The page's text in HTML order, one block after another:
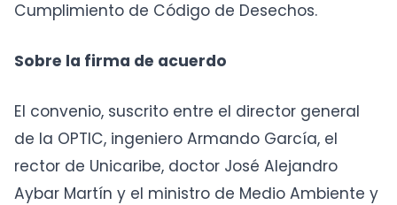
Cumplimiento de Código de Desechos.
Sobre la firma de acuerdo
El convenio, suscrito entre el director general
de la OPTIC, ingeniero Armando García, el
rector de Unicaribe, doctor José Alejandro
Aybar Martín y el ministro de Medio Ambiente y